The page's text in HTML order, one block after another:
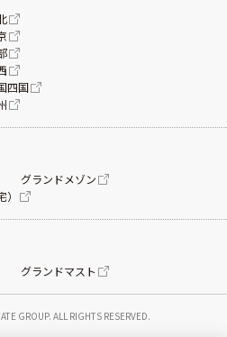
GROUP. ALL RIGHTS RESERVED.
四国
グランドメゾン
グランドマスト